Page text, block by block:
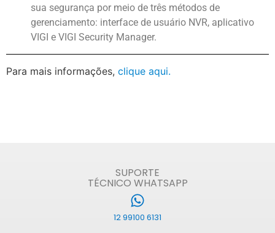
sua segurança por meio de três métodos de
gerenciamento: interface de usuário NVR, aplicativo
VIGI e VIGI Security Manager.
Para mais informações, clique aqui.
SUPORTE
TÉCNICO WHATSAPP
12 99100 6131